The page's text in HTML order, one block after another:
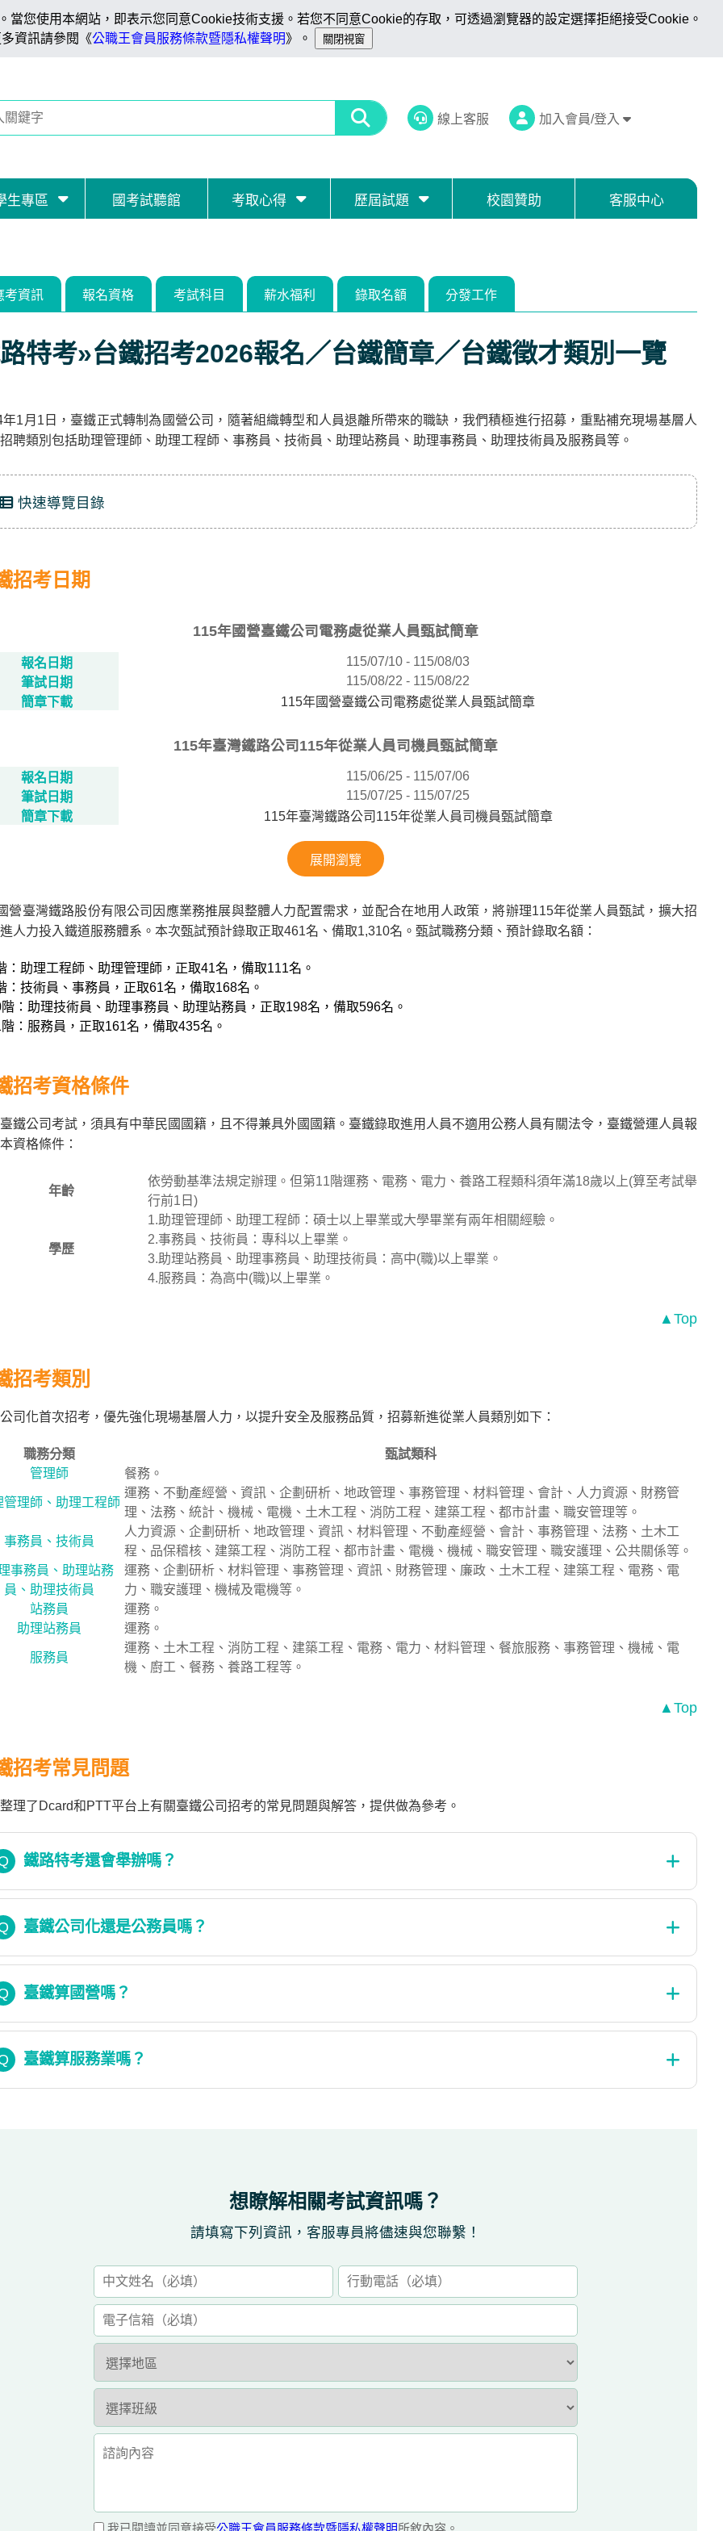
您使用本網站，即表示您同意Cookie技術支援。若您不同意Cookie的存取，可透過瀏覽器的設定選擇拒絕接受Cookie。
多資訊請參閱《公職王會員服務條款暨隱私權聲明》。
線上客服 加入會員/登入
生專區 國考試聽館 考取心得 歷屆試題 校園贊助 客服中心
考資訊 報名資格 考試科目 薪水福利 錄取名額 分發工作
特考»台鐵招考2026報名／台鐵簡章／台鐵徵才類別一覽
年1月1日，臺鐵正式轉制為國營公司，隨著組織轉型和人員退離所帶來的職缺，我們積極進行招募，重點補充現場基層人
聘類別包括助理管理師、助理工程師、事務員、技術員、助理站務員、助理事務員、助理技術員及服務員等。
快速導覽目錄
招考日期
115年國營臺鐵公司電務處從業人員甄試簡章
報名日期
115/07/10 - 115/08/03
筆試日期
115/08/22 - 115/08/22
簡章下載
115年國營臺鐵公司電務處從業人員甄試簡章
115年臺灣鐵路公司115年從業人員司機員甄試簡章
報名日期
115/06/25 - 115/07/06
筆試日期
115/07/25 - 115/07/25
簡章下載
115年臺灣鐵路公司115年從業人員司機員甄試簡章
展開瀏覽
營臺灣鐵路股份有限公司因應業務推展與整體人力配置需求，並配合在地用人政策，將辦理115年從業人員甄試，擴大招
人力投入鐵道服務體系。本次甄試預計錄取正取461名、備取1,310名。甄試職務分類、預計錄取名額：
：助理工程師、助理管理師，正取41名，備取111名。
：技術員、事務員，正取61名，備取168名。
：助理技術員、助理事務員、助理站務員，正取198名，備取596名。
：服務員，正取161名，備取435名。
招考資格條件
鐵公司考試，須具有中華民國國籍，且不得兼具外國國籍。臺鐵錄取進用人員不適用公務人員有關法令，臺鐵營運人員報
資格條件：
年齡
依勞動基準法規定辦理。但第11階運務、電務、電力、養路工程類科須年滿18歲以上(算至考試舉
行前1日)
學歷
1.助理管理師、助理工程師：碩士以上畢業或大學畢業有兩年相關經驗。
2.事務員、技術員：專科以上畢業。
3.助理站務員、助理事務員、助理技術員：高中(職)以上畢業。
4.服務員：為高中(職)以上畢業。
▲Top
招考類別
司化首次招考，優先強化現場基層人力，以提升安全及服務品質，招募新進從業人員類別如下：
職務分類
甄試類科
管理師
餐務。
管理師、助理工程師
運務、不動產經營、資訊、企劃研析、地政管理、事務管理、材料管理、會計、人力資源、財務管
理、法務、統計、機械、電機、土木工程、消防工程、建築工程、都市計畫、職安管理等。
事務員、技術員
人力資源、企劃研析、地政管理、資訊、材料管理、不動產經營、會計、事務管理、法務、土木工
程、品保稽核、建築工程、消防工程、都市計畫、電機、機械、職安管理、職安護理、公共關係等。
事務員、助理站務
員、助理技術員
運務、企劃研析、材料管理、事務管理、資訊、財務管理、廉政、土木工程、建築工程、電務、電
力、職安護理、機械及電機等。
站務員
運務。
助理站務員
運務。
服務員
運務、土木工程、消防工程、建築工程、電務、電力、材料管理、餐旅服務、事務管理、機械、電
機、廚工、餐務、養路工程等。
▲Top
招考常見問題
理了Dcard和PTT平台上有關臺鐵公司招考的常見問題與解答，提供做為參考。
鐵路特考還會舉辦嗎？
臺鐵公司化還是公務員嗎？
臺鐵算國營嗎？
臺鐵算服務業嗎？
想瞭解相關考試資訊嗎？
請填寫下列資訊，客服專員將儘速與您聯繫！
我已閱讀並同意接受公職王會員服務條款暨隱私權聲明所敘內容。